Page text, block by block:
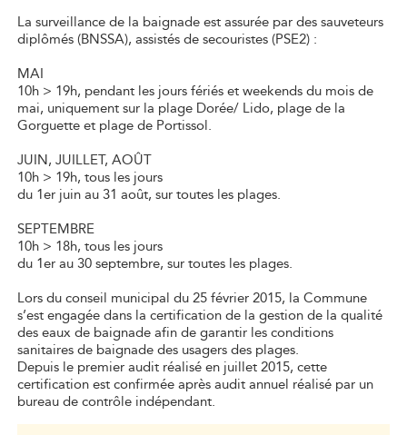
La surveillance de la baignade est assurée par des sauveteurs
diplômés (BNSSA), assistés de secouristes (PSE2) :
MAI
10h > 19h, pendant les jours fériés et weekends du mois de
mai, uniquement sur la plage Dorée/ Lido, plage de la
Gorguette et plage de Portissol.
JUIN, JUILLET, AOÛT
10h > 19h, tous les jours
du 1er juin au 31 août, sur toutes les plages.
SEPTEMBRE
10h > 18h, tous les jours
du 1er au 30 septembre, sur toutes les plages.
Lors du conseil municipal du 25 février 2015, la Commune
s’est engagée dans la certification de la gestion de la qualité
des eaux de baignade afin de garantir les conditions
sanitaires de baignade des usagers des plages.
Depuis le premier audit réalisé en juillet 2015, cette
certification est confirmée après audit annuel réalisé par un
bureau de contrôle indépendant.